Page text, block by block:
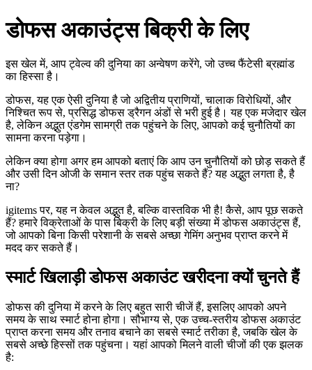
डोफस अकाउंट्स बिक्री के लिए
इस खेल में, आप ट्वेल्व की दुनिया का अन्वेषण करेंगे, जो उच्च फैंटेसी ब्रह्मांड
का हिस्सा है।
डोफस, यह एक ऐसी दुनिया है जो अद्वितीय प्राणियों, चालाक विरोधियों, और
निश्चित रूप से, प्रसिद्ध डोफस ड्रैगन अंडों से भरी हुई है। यह एक मजेदार खेल
है, लेकिन अद्भुत एंडगेम सामग्री तक पहुंचने के लिए, आपको कई चुनौतियों का
सामना करना पड़ेगा।
लेकिन क्या होगा अगर हम आपको बताएं कि आप उन चुनौतियों को छोड़ सकते हैं
और उसी दिन ओजी के समान स्तर तक पहुंच सकते हैं? यह अद्भुत लगता है, है
ना?
igitems पर, यह न केवल अद्भुत है, बल्कि वास्तविक भी है! कैसे, आप पूछ सकते
हैं? हमारे विक्रेताओं के पास बिक्री के लिए बड़ी संख्या में डोफस अकाउंट्स हैं,
जो आपको बिना किसी परेशानी के सबसे अच्छा गेमिंग अनुभव प्राप्त करने में
मदद कर सकते हैं।
स्मार्ट खिलाड़ी डोफस अकाउंट खरीदना क्यों चुनते हैं
डोफस की दुनिया में करने के लिए बहुत सारी चीजें हैं, इसलिए आपको अपने
समय के साथ स्मार्ट होना होगा। सौभाग्य से, एक उच्च-स्तरीय डोफस अकाउंट
प्राप्त करना समय और तनाव बचाने का सबसे स्मार्ट तरीका है, जबकि खेल के
सबसे अच्छे हिस्सों तक पहुंचना। यहां आपको मिलने वाली चीजों की एक झलक
है: